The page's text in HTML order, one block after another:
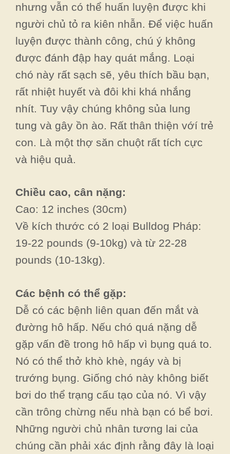
nhưng vẫn có thể huấn luyện được khi
người chủ tỏ ra kiên nhẫn. Để việc huấn
luyện được thành công, chú ý không
được đánh đập hay quát mắng. Loại
chó này rất sạch sẽ, yêu thích bầu bạn,
rất nhiệt huyết và đôi khi khá nhắng
nhít. Tuy vậy chúng không sủa lung
tung và gây ồn ào. Rất thân thiện vớí trẻ
con. Là một thợ săn chuột rất tích cực
và hiệu quả.
Chiều cao, cân nặng:
Cao: 12 inches (30cm)
Về kích thước có 2 loại Bulldog Pháp:
19-22 pounds (9-10kg) và từ 22-28
pounds (10-13kg).
Các bệnh có thể gặp:
Dễ có các bệnh liên quan đến mắt và
đường hô hấp. Nếu chó quá nặng dễ
gặp vấn đề trong hô hấp vì bụng quá to.
Nó có thể thở khò khè, ngáy và bị
trướng bụng. Giống chó này không biết
bơi do thể trạng cấu tạo của nó. Vì vậy
cần trông chừng nếu nhà bạn có bể bơi.
Những người chủ nhân tương lai của
chúng cần phải xác định rằng đây là loại